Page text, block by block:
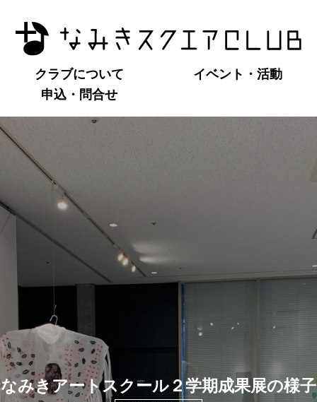
クラブについて
イベント・活動
申込・問合せ
なみきアートスクール２学期成果展の様子